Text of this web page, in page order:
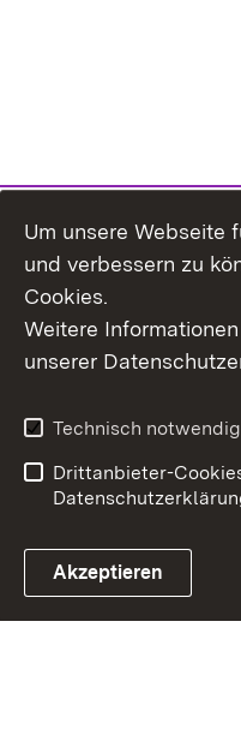
Erklärung zur
Um unsere Webseite
und verbessern zu
Cookies.
Weitere
unserer
Technisch
Drittanbieter-
Akzeptieren